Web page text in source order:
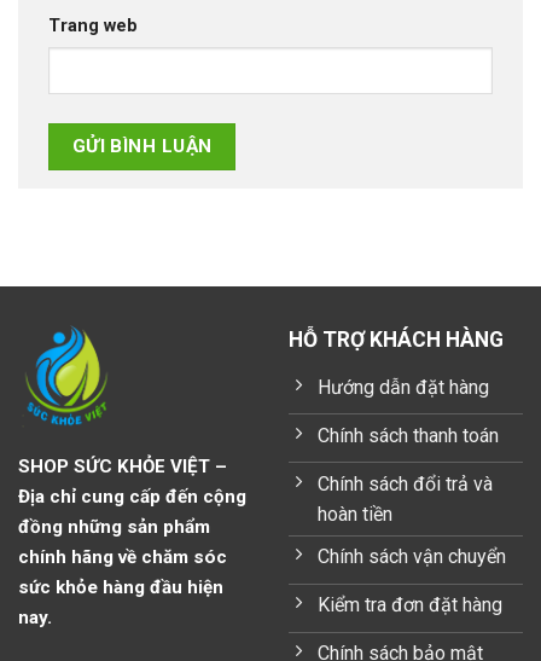
Trang web
SHOP SỨC KHỎE VIỆT –
Địa chỉ cung cấp đến cộng
đồng những sản phẩm
chính hãng về chăm sóc
sức khỏe hàng đầu hiện
nay.
HỖ TRỢ KHÁCH HÀNG
Hướng dẫn đặt hàng
Chính sách thanh toán
Chính sách đổi trả và
hoàn tiền
Chính sách vận chuyển
Kiểm tra đơn đặt hàng
Chính sách bảo mật